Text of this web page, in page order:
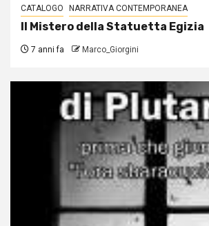
CATALOGO NARRATIVA CONTEMPORANEA
Il Mistero della Statuetta Egizia
7 anni fa Marco_Giorgini